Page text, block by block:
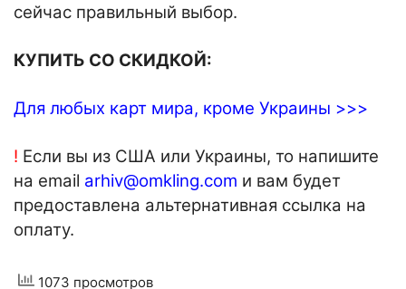
сейчас правильный выбор.
КУПИТЬ СО СКИДКОЙ:
Для любых карт мира, кроме Украины >>>
! Если вы из США или Украины, то напишите
на email arhiv@omkling.com и вам будет
предоставлена альтернативная ссылка на
оплату.
1073 просмотров